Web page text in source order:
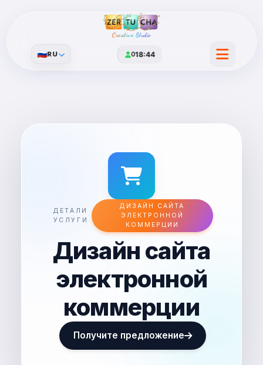
Creative Studio
018:44
🇷🇺RU
ДЕТАЛИ
УСЛУГИ
ДИЗАЙН САЙТА
ЭЛЕКТРОННОЙ
КОММЕРЦИИ
Дизайн сайта
электронной
коммерции
Получите предложение